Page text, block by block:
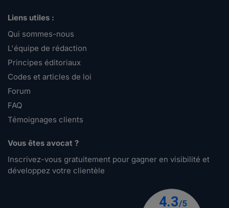
Liens utiles :
Qui sommes-nous
L'équipe de rédaction
Principes éditoriaux
Codes et articles de loi
Forum
FAQ
Témoignages clients
Vous êtes avocat ?
Inscrivez-vous gratuitement pour gagner en visibilité et
développez votre clientèle